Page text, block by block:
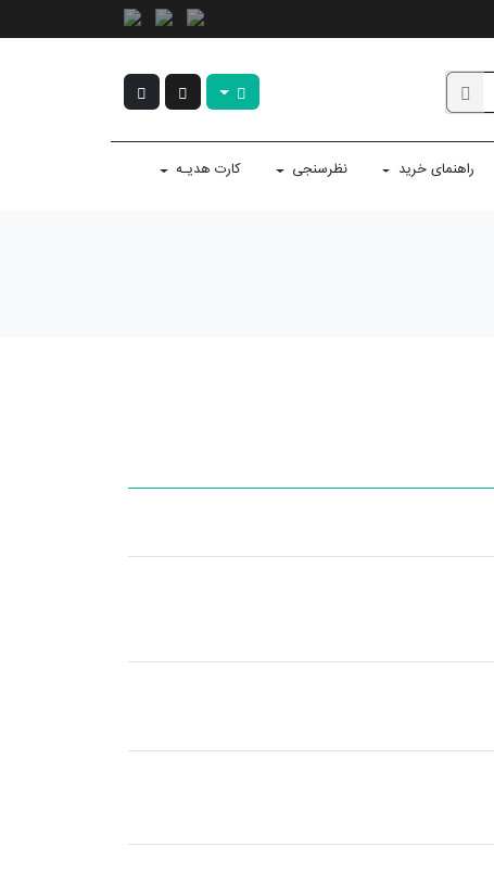
راهنمای خرید نظرسنجی کارت هدیـه